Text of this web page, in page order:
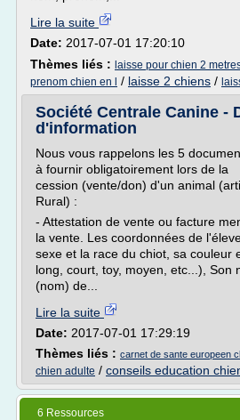
Lire la suite
Date: 2017-07-01 17:20:10
Thèmes liés : laisse pour chien 2
prenom chien en l / laisse 2 chiens /
Société Centrale Canine -
d'information
Nous vous rappelons les 5
à fournir obligatoirement lors de la
cession (vente/don) d'un animal
Rural) :
- Attestation de vente ou facture
la vente. Les coordonnées de
sexe et la race du chiot, sa couleur
long, court, toy, moyen, etc...), Son
(nom) de...
Lire la suite
Date: 2017-07-01 17:29:19
Thèmes liés : carnet de sante europeen
chien adulte / conseils education
6 Ressources